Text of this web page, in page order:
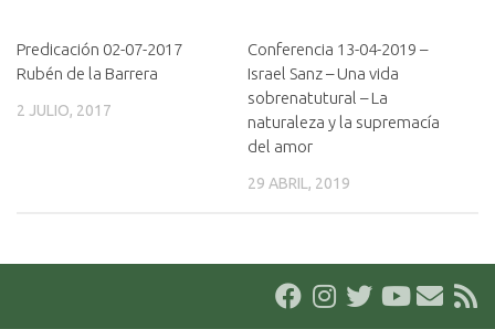
Predicación 02-07-2017
Rubén de la Barrera
2 JULIO, 2017
Conferencia 13-04-2019 –
Israel Sanz – Una vida
sobrenatutural – La
naturaleza y la supremacía
del amor
29 ABRIL, 2019